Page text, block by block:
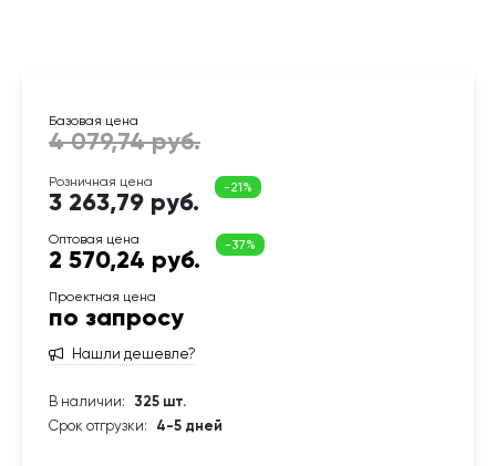
3 263,79 руб.
2 570,24 руб.
по запросу
Нашли дешевле?
В наличии:
325 шт.
Срок отгрузки:
4-5 дней